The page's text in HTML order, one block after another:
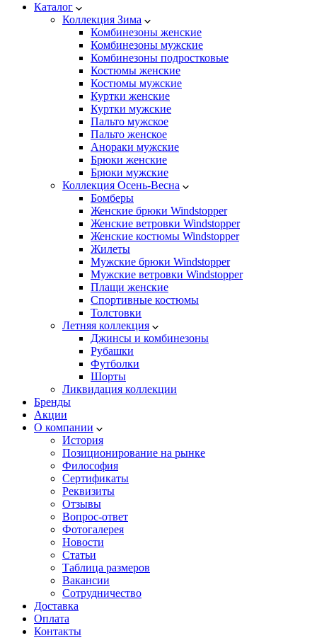
Каталог
Коллекция Зима
Комбинезоны женские
Комбинезоны мужские
Комбинезоны подростковые
Костюмы женские
Костюмы мужские
Куртки женские
Куртки мужские
Пальто мужское
Пальто женское
Анораки мужские
Брюки женские
Брюки мужские
Коллекция Осень-Весна
Бомберы
Женские брюки Windstopper
Женские ветровки Windstopper
Женские костюмы Windstopper
Жилеты
Мужские брюки Windstopper
Мужские ветровки Windstopper
Плащи женские
Спортивные костюмы
Толстовки
Летняя коллекция
Джинсы и комбинезоны
Рубашки
Футболки
Шорты
Ликвидация коллекции
Бренды
Акции
О компании
История
Позиционирование на рынке
Философия
Сертификаты
Реквизиты
Отзывы
Вопрос-ответ
Фотогалерея
Новости
Статьи
Таблица размеров
Вакансии
Сотрудничество
Доставка
Оплата
Контакты